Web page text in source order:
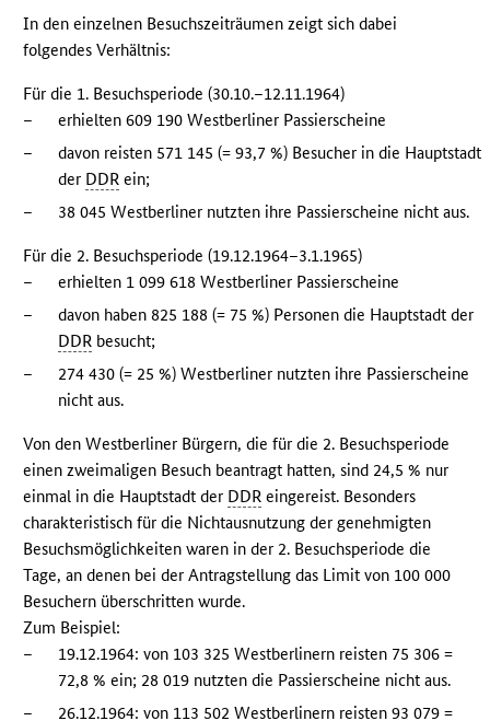
In den einzelnen Besuchszeiträumen zeigt sich dabei
folgendes Verhältnis:
Für die 1. Besuchsperiode (30.10.–12.11.1964)
–
erhielten 609 190 Westberliner Passierscheine
–
davon reisten 571 145 (= 93,7 %) Besucher in die Hauptstadt
der DDR ein;
–
38 045 Westberliner nutzten ihre Passierscheine nicht aus.
Für die 2. Besuchsperiode (19.12.1964–3.1.1965)
–
erhielten 1 099 618 Westberliner Passierscheine
–
davon haben 825 188 (= 75 %) Personen die Hauptstadt der
DDR besucht;
–
274 430 (= 25 %) Westberliner nutzten ihre Passierscheine
nicht aus.
Von den Westberliner Bürgern, die für die 2. Besuchsperiode
einen zweimaligen Besuch beantragt hatten, sind 24,5 % nur
einmal in die Hauptstadt der DDR eingereist. Besonders
charakteristisch für die Nichtausnutzung der genehmigten
Besuchsmöglichkeiten waren in der 2. Besuchsperiode die
Tage, an denen bei der Antragstellung das Limit von 100 000
Besuchern überschritten wurde.
Zum Beispiel:
–
19.12.1964: von 103 325 Westberlinern reisten 75 306 =
72,8 % ein; 28 019 nutzten die Passierscheine nicht aus.
–
26.12.1964: von 113 502 Westberlinern reisten 93 079 =